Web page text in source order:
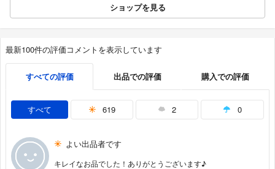
ショップを見る
最新100件の評価コメントを表示しています
すべての評価 出品での評価 購入での評価
すべて 619 2 0
よい出品者です
キレイなお品でした！ありがとうございます♪